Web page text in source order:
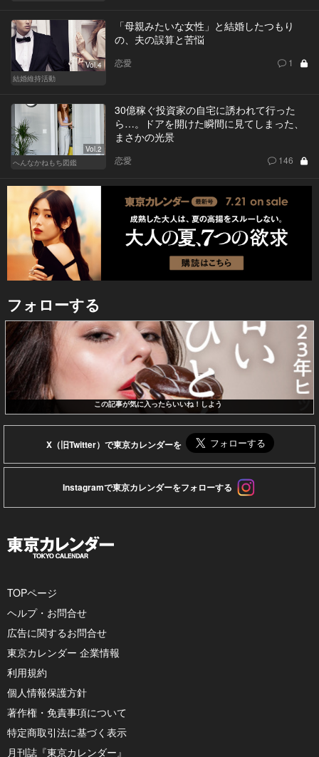
Vol.4
結婚維持活動
「母親みたいな女性」と結婚したつもり
の、夫の誤算と苦悩
恋愛 1
Vol.2
へんなかねもち図鑑
30億稼ぐ投資家の自宅に誘われて行った
ら…。ドアを開けた瞬間に見てしまった、
まさかの光景
恋愛 146
フォローする
この記事が気に入ったらいいね！しよう
X（旧Twitter）で東京カレンダーを
Instagramで東京カレンダーをフォローする
TOPページ
ヘルプ・お問合せ
広告に関するお問合せ
東京カレンダー 企業情報
利用規約
個人情報保護方針
著作権・免責事項について
特定商取引法に基づく表示
月刊誌『東京カレンダー』